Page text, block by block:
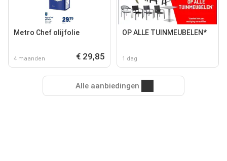
Metro Chef olijfolie
4 maanden € 29,85
OP ALLE TUINMEUBELEN*
1 dag
Alle aanbiedingen